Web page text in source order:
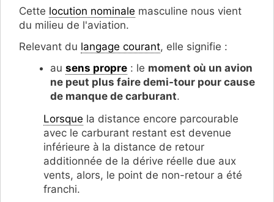
Cette locution nominale masculine nous vient
du milieu de l'aviation.
Relevant du langage courant, elle signifie :
au sens propre : le moment où un avion
ne peut plus faire demi-tour pour cause
de manque de carburant.
Lorsque la distance encore parcourable
avec le carburant restant est devenue
inférieure à la distance de retour
additionnée de la dérive réelle due aux
vents, alors, le point de non-retour a été
franchi.